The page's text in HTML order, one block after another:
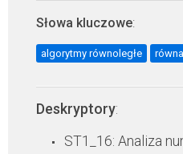
Słowa kluczowe:
algorytmy równoległe
Deskryptory:
ST1_16: Analiza